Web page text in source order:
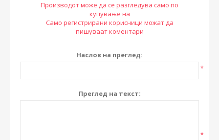
Производот може да се разгледува само по
купување на
Само регистрирани корисници можат да
пишуваат коментари
Наслов на преглед:
*
Преглед на текст:
*